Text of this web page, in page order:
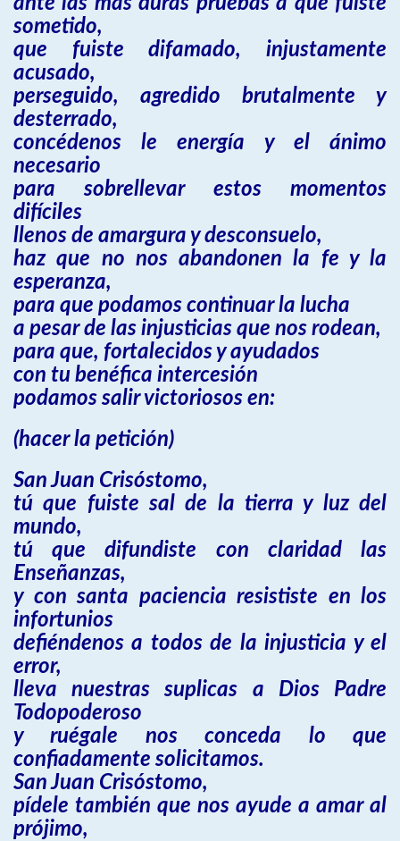
sometido,
que fuiste difamado, injustamente
acusado,
perseguido, agredido brutalmente y
desterrado,
concédenos le energía y el ánimo
necesario
para sobrellevar estos momentos
difíciles
llenos de amargura y desconsuelo,
haz que no nos abandonen la fe y la
esperanza,
para que podamos continuar la lucha
a pesar de las injusticias que nos rodean,
para que, fortalecidos y ayudados
con tu benéfica intercesión
podamos salir victoriosos en:
(hacer la petición)
San Juan Crisóstomo,
tú que fuiste sal de la tierra y luz del
mundo,
tú que difundiste con claridad las
Enseñanzas,
y con santa paciencia resististe en los
infortunios
defiéndenos a todos de la injusticia y el
error,
lleva nuestras suplicas a Dios Padre
Todopoderoso
y ruégale nos conceda lo que
confiadamente solicitamos.
San Juan Crisóstomo,
pídele también que nos ayude a amar al
prójimo,